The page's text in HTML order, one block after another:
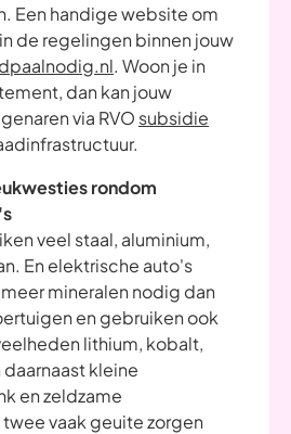
Een handige website om
de regelingen binnen jouw
. Woon je in
dan kan jouw
via RVO subsidie
rondom
veel staal, aluminium,
En elektrische auto's
mineralen nodig dan
en gebruiken ook
lithium, kobalt,
kleine
en zeldzame
vaak geuite zorgen